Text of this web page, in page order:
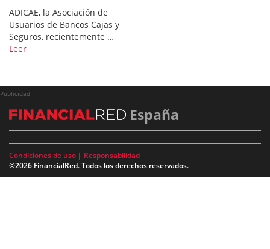
ADICAE, la Asociación de
Usuarios de Bancos Cajas y
Seguros, recientemente …
Leer
Publicidad
España
Condiciones de uso | Responsabilidad
©2026 FinancialRed. Todos los derechos reservados.